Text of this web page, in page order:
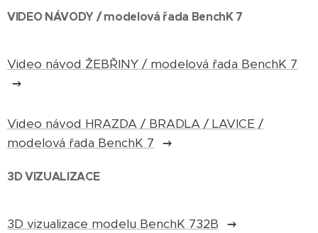
VIDEO NÁVODY / modelová řada BenchK 7
Video návod ŽEBŘINY / modelová řada BenchK 7
Video návod HRAZDA / BRADLA / LAVICE /
modelová řada BenchK 7
3D VIZUALIZACE
3D vizualizace modelu BenchK 732B